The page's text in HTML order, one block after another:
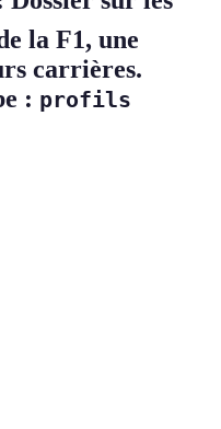
la F1, une
carrières.
: profils